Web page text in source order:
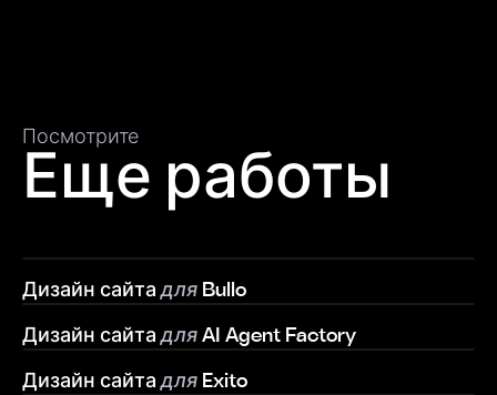
Посмотрите
Еще работы
Дизайн сайта для Bu o
Дизайн сайта для AI Agent Factory
Дизайн сайта для Exito